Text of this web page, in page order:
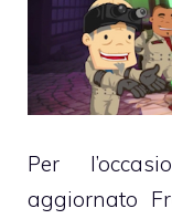
Per
aggiornato